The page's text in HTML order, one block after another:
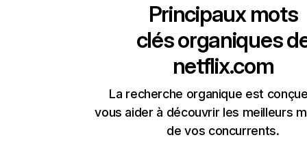
Principaux mots
clés organiques
netflix.com
La recherche organique est
vous aider à découvrir les meilleurs
de vos concurrents.